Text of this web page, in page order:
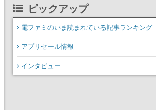
ニングナイトライブにて
ディレクターの浜口直樹
ピックアップ
電ファミのいま読まれている記事ランキング
アプリセール情報
インタビュー